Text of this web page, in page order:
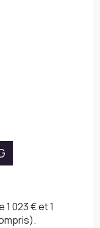
023 € et 1